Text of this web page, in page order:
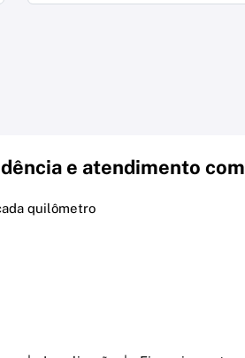
e atendimento com
quilômetro